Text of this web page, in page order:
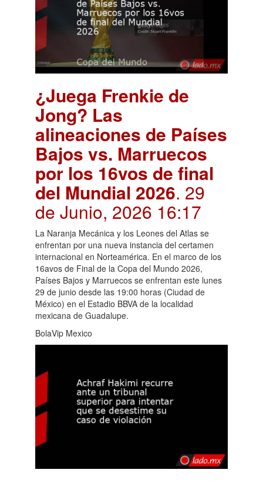
¿Juega Frenkie de
Jong? Las
alineaciones de Países
Bajos vs. Marruecos
por los 16vos de final
del Mundial 2026. 29
de Junio, 2026 16:17
La Naranja Mecánica y los Leones del Atlas se
enfrentan por una nueva instancia del certamen
internacional en Norteamérica. En el marco de los
16avos de Final de la Copa del Mundo 2026,
Países Bajos y Marruecos se enfrentan este lunes
29 de junio desde las 19:00 horas (Ciudad de
México) en el Estadio BBVA de la localidad
mexicana de Guadalupe.
BolaVip Mexico